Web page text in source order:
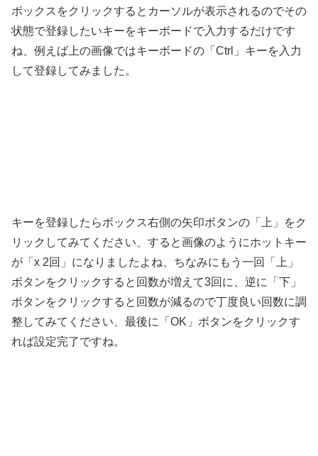
ボックスをクリックするとカーソルが表示されるのでその
状態で登録したいキーをキーボードで入力するだけです
ね、例えば上の画像ではキーボードの「Ctrl」キーを入力
して登録してみました。
キーを登録したらボックス右側の矢印ボタンの「上」をク
リックしてみてください、すると画像のようにホットキー
が「x 2回」になりましたよね、ちなみにもう一回「上」
ボタンをクリックすると回数が増えて3回に、逆に「下」
ボタンをクリックすると回数が減るので丁度良い回数に調
整してみてください、最後に「OK」ボタンをクリックす
れば設定完了ですね。